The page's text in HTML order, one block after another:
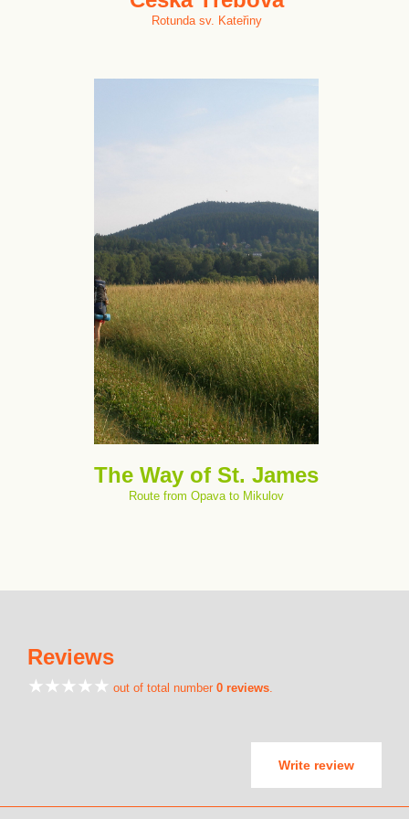
Rotunda sv. Kateřiny
The Way of St. James
Route from Opava to Mikulov
Reviews
out of total number 0 reviews.
Write review